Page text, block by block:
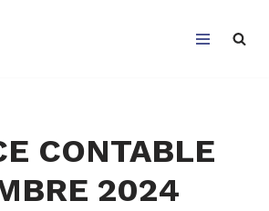
CONTABLE
2024